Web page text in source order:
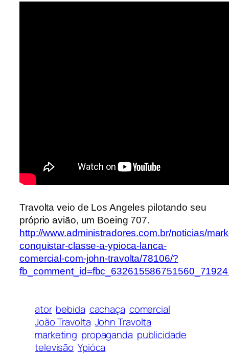
Travolta veio de Los Angeles pilotando seu
próprio avião, um Boeing 707.
http://www.administradores.com.br/noticias/
conquistar-classe-a-ypioca-lanca-
comercial-com-john-travolta/78106/?
ator bebida cachaça comercial
João Travolta John Travolta
marketing propaganda publicidade
televisão Ypióca